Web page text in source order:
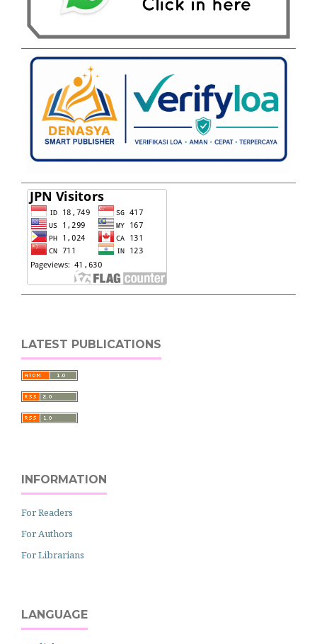
LATEST PUBLICATIONS
INFORMATION
For Readers
For Authors
For Librarians
LANGUAGE